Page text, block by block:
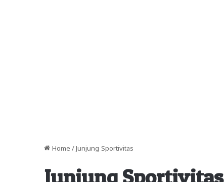
Home / Junjung Sportivitas
Junjung Sportivitas